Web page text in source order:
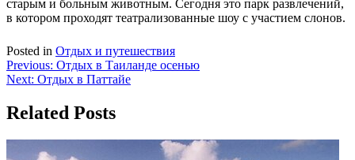
старым и больным животным. Сегодня это парк развлечений,
в котором проходят театрализованные шоу с участием слонов.
Posted in Отдых и путешествия
Навигация
по
записям
Previous: Отдых в Таиланде осенью
Next: Отдых в Паттайе
Related Posts